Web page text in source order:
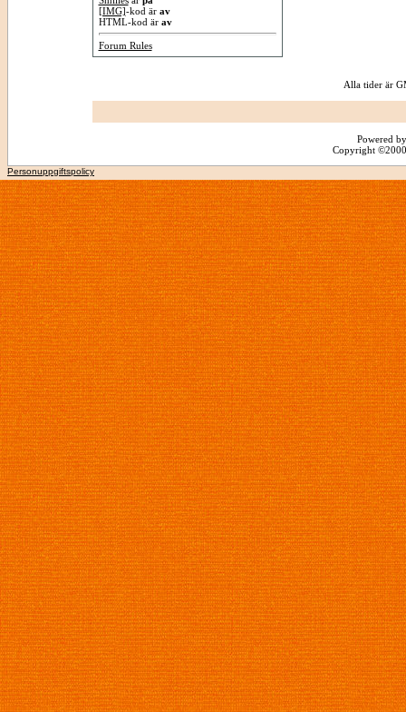
[IMG]-kod är av
HTML-kod är av
Forum Rules
Alla tider är
Powered
Copyright
Personuppgiftspolicy